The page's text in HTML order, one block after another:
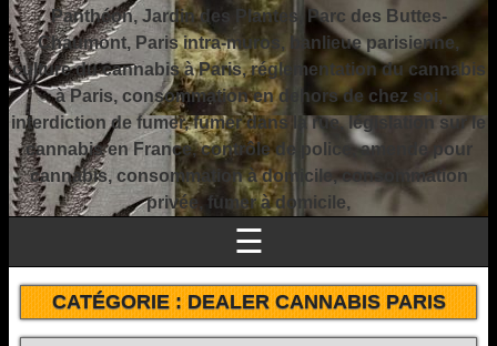
Panthéon, Jardin des Plantes, Parc des Buttes-
Chaumont, Paris intra-muros, banlieue parisienne,
culture du cannabis à Paris, réglementation du cannabis
à Paris, consommation en dehors de chez soi,
interdiction de fumer, fumer dans la rue, législation sur le
cannabis en France, contrôle de police, amende pour
cannabis, consommation à domicile, consommation
privée, fumer à domicile,
☰
CATÉGORIE :DEALER CANNABIS PARIS